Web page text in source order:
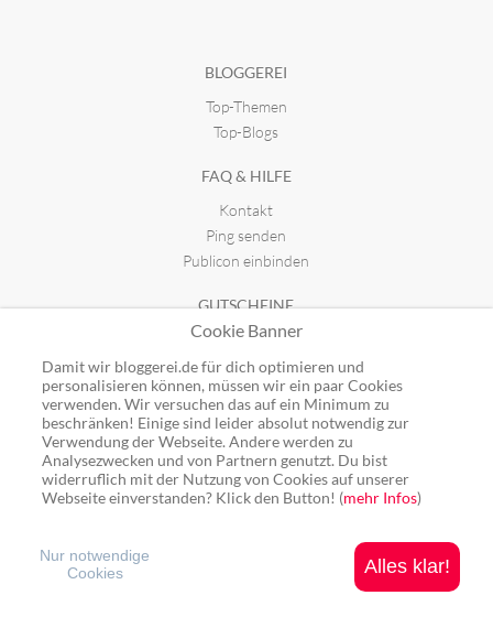
BLOGGEREI
Top-Themen
Top-Blogs
FAQ & HILFE
Kontakt
Ping senden
Publicon einbinden
GUTSCHEINE
Top-Gutscheine
Alle Shops
Ping: http://rpc.bloggerei.de/ping/ (*nur für angemeldete Blogs)
Blogverzeichnis Bloggerei.de © 2006 - 2026
Cookie Banner
Damit wir bloggerei.de für dich optimieren und
personalisieren können, müssen wir ein paar Cookies
verwenden. Wir versuchen das auf ein Minimum zu
beschränken! Einige sind leider absolut notwendig zur
Verwendung der Webseite. Andere werden zu
Analysezwecken und von Partnern genutzt. Du bist
widerruflich mit der Nutzung von Cookies auf unserer
Webseite einverstanden? Klick den Button! (mehr Infos)
Alles klar!
Nur notwendige
Cookies